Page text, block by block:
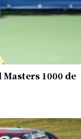
1000 de